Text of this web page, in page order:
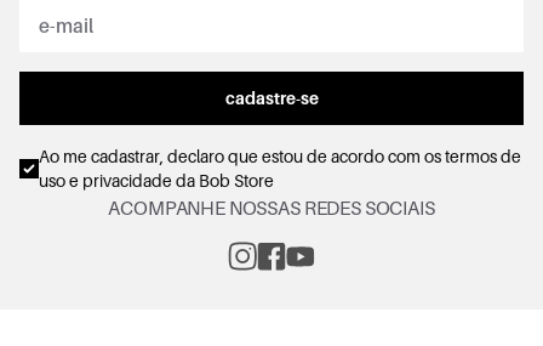
cadastre-se
Ao me cadastrar, declaro que estou de acordo com ostermos de
uso e privacidadeda Bob Store
ACOMPANHE NOSSAS REDES SOCIAIS